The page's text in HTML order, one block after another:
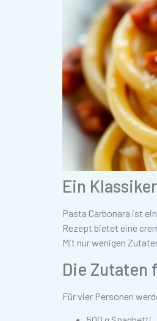
Ein
Pasta Carbonara ist
Rezept bietet eine
Mit nur wenigen
Die Zutaten
Für vier Personen